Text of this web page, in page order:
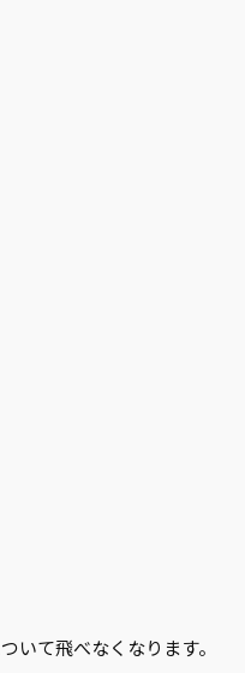
いて飛べなくなります。